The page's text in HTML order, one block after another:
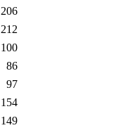
206
212
100
86
97
154
149